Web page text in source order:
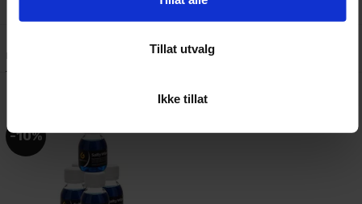
Tillat utvalg
Ikke tillat
Lignende produkter Kundeanmeldelser
10%